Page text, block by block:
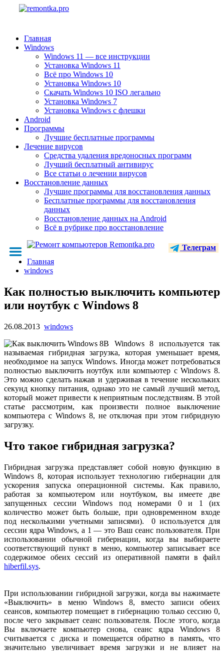
Главная
Windows
Windows 11 — все инструкции
Установка Windows 11
Всё про Windows 10
Установка Windows 10
Скачать Windows 10 ISO легально
Установка Windows 7
Установка Windows с флешки
Android
Программы
Лучшие бесплатные программы
Лечение вирусов
Средства удаления вредоносных программ
Лучший бесплатный антивирус
Все статьи о лечении вирусов
Восстановление данных
Лучшие программы для восстановления данных
Бесплатные программы для восстановления
данных
Восстановление данных на Android
Всё в рубрике про восстановление
Телеграм
Главная
windows
Как полностью выключить компьютер
или ноутбук с Windows 8
26.08.2013 windows
В Windows 8 используется так
называемая гибридная загрузка, которая уменьшает время,
необходимое на запуск Windows. Иногда может потребоваться
полностью выключить ноутбук или компьютер с Windows 8.
Это можно сделать нажав и удерживая в течение нескольких
секунд кнопку питания, однако это не самый лучший метод,
который может привести к неприятным последствиям. В этой
статье рассмотрим, как произвести полное выключение
компьютера с Windows 8, не отключая при этом гибридную
загрузку.
Что такое гибридная загрузка?
Гибридная загрузка представляет собой новую функцию в
Windows 8, которая использует технологию гибернации для
ускорения запуска операционной системы. Как правило,
работая за компьютером или ноутбуком, вы имеете две
запущенных сессии Windows под номерами 0 и 1 (их
количество может быть больше, при одновременном входе
под несколькими учетными записями). 0 используется для
сессии ядра Windows, а 1 — это Ваш сеанс пользователя. При
использовании обычной гибернации, когда вы выбираете
соответствующий пункт в меню, компьютер записывает все
содержимое обеих сессий из оперативной памяти в файл
hiberfil.sys.
При использовании гибридной загрузки, когда вы нажимаете
«Выключить» в меню Windows 8, вместо записи обеих
сеансов, компьютер помещает в гибернацию только сессию 0,
после чего закрывает сеанс пользователя. После этого, когда
Вы включаете компьютер снова, сеанс ядра Windows 8
считывается с диска и помещается обратно в память, что
значительно увеличивает время загрузки и не влияет на